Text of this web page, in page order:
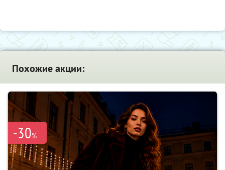
Похожие акции:
-30%